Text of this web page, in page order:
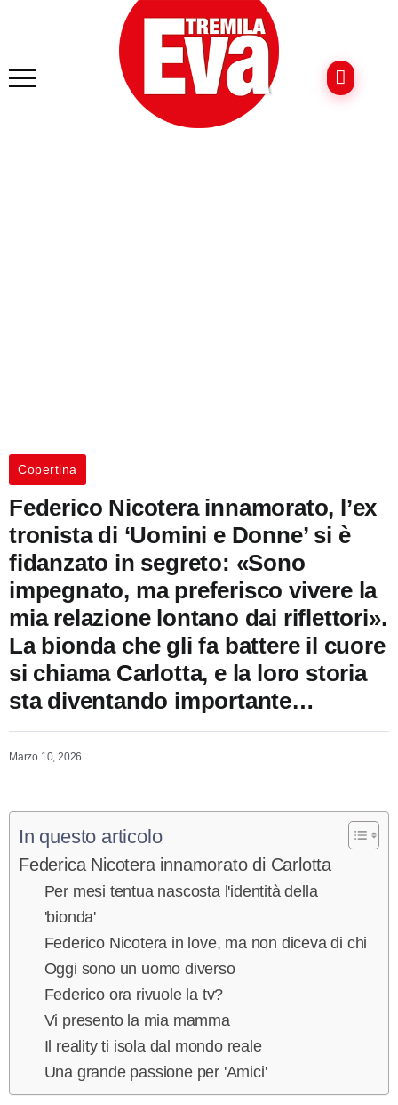
Copertina
Federico Nicotera innamorato, l’ex
tronista di ‘Uomini e Donne’ si è
fidanzato in segreto: «Sono
impegnato, ma preferisco vivere la
mia relazione lontano dai riflettori».
La bionda che gli fa battere il cuore
si chiama Carlotta, e la loro storia
sta diventando importante…
Marzo 10, 2026
In questo articolo
Federica Nicotera innamorato di Carlotta
Per mesi tentua nascosta l'identità della
'bionda'
Federico Nicotera in love, ma non diceva di chi
Oggi sono un uomo diverso
Federico ora rivuole la tv?
Vi presento la mia mamma
Il reality ti isola dal mondo reale
Una grande passione per 'Amici'